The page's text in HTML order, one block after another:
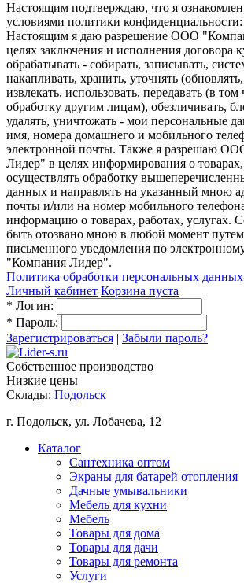
Настоящим подтверждаю, что я ознакомлен
условиями политики конфиденциальности:
Настоящим я даю разрешение ООО
целях заключения и исполнения договора
обрабатывать - собирать, записывать,
накапливать, хранить, уточнять
извлекать, использовать, передавать (в том
обработку другим лицам), обезличивать,
удалять, уничтожать - мои персональные
имя, номера домашнего и мобильного
электронной почты. Также я разрешаю
Лидер" в целях информирования о товарах,
осуществлять обработку
данных и направлять на указанный мною
почты и/или на номер мобильного
информацию о товарах, работах, услугах.
быть отозвано мною в любой момент
письменного уведомления по
"Компания Лидер".
Политика обработки персональных данных
Личный кабинет Корзина пуста
* Логин:
* Пароль:
Зарегистрироваться | Забыли пароль?
Собственное производство
Низкие цены
Склады: Подольск
г. Подольск, ул. Лобачева, 12
Каталог
Сантехника оптом
Экраны для батарей отопления
Дачные умывальники
Мебель для кухни
Мебель
Товары для дома
Товары для дачи
Товары для ремонта
Услуги